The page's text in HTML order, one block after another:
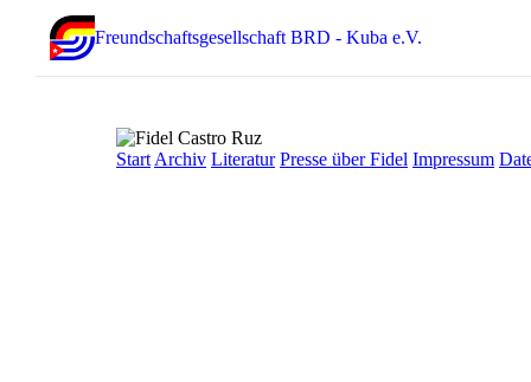
Freundschaftsgesellschaft BRD - Kuba e.V.
Start Archiv Literatur Presse über Fidel Impressum